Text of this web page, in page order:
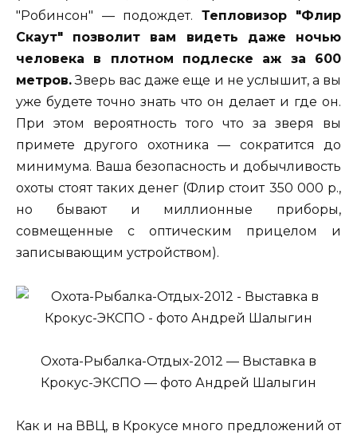
"Робинсон" — подождет. Тепловизор "Флир
Скаут" позволит вам видеть даже ночью
человека в плотном подлеске аж за 600
метров.Зверь вас даже еще и не услышит, а вы
уже будете точно знать что он делает и где он.
При этом вероятность того что за зверя вы
примете другого охотника — сократится до
минимума. Ваша безопасность и добычливость
охоты стоят таких денег (Флир стоит 350 000 р.,
но бывают и миллионные приборы,
совмещенные с оптическим прицелом и
записывающим устройством).
Охота-Рыбалка-Отдых-2012 — Выставка в
Крокус-ЭКСПО — фото Андрей Шалыгин
Как и на ВВЦ, в Крокусе много предложений от